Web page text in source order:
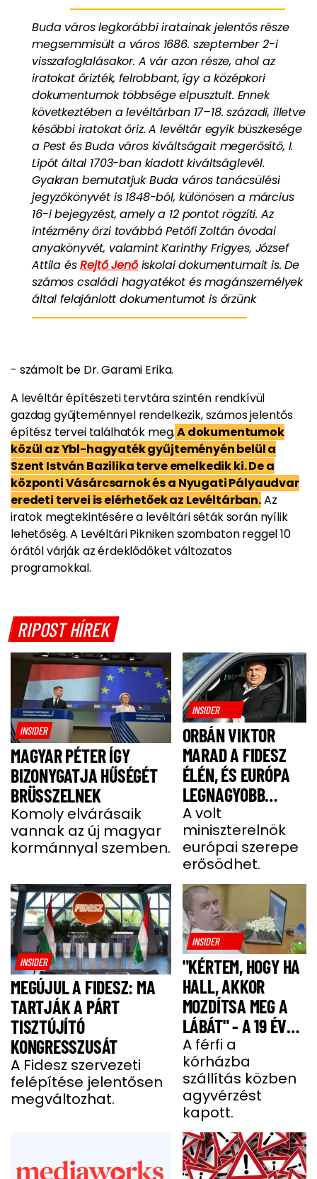
Buda város legkorábbi iratainak jelentős része
megsemmisült a város 1686. szeptember 2-i
visszafoglalásakor. A vár azon része, ahol az
iratokat őrizték, felrobbant, így a középkori
dokumentumok többsége elpusztult. Ennek
következtében a levéltárban 17–18. századi, illetve
későbbi iratokat őriz. A levéltár egyik büszkesége
a Pest és Buda város kiváltságait megerősítő, I.
Lipót által 1703-ban kiadott kiváltságlevél.
Gyakran bemutatjuk Buda város tanácsülési
jegyzőkönyvét is 1848-ból, különösen a március
16-i bejegyzést, amely a 12 pontot rögzíti. Az
intézmény őrzi továbbá Petőfi Zoltán óvodai
anyakönyvét, valamint Karinthy Frigyes, József
Attila ésRejtő Jenőiskolai dokumentumait is. De
számos családi hagyatékot és magánszemélyek
által felajánlott dokumentumot is őrzünk
- számolt be Dr. Garami Erika.
A levéltár építészeti tervtára szintén rendkívül
gazdag gyűjteménnyel rendelkezik, számos jelentős
építész tervei találhatók meg.A dokumentumok
közül az Ybl-hagyaték gyűjteményén belül a
Szent István Bazilika terve emelkedik ki. De a
központi Vásárcsarnok és a Nyugati Pályaudvar
eredeti tervei is elérhetőek az Levéltárban.Az
iratok megtekintésére a levéltári séták során nyílik
lehetőség. A Levéltári Pikniken szombaton reggel 10
órától várják az érdeklődőket változatos
programokkal.
RIPOST HÍREK
INSIDER
MAGYAR PÉTER ÍGY
BIZONYGATJA HŰSÉGÉT
BRÜSSZELNEK
Komoly elvárásaik
vannak az új magyar
kormánnyal szemben.
INSIDER
ORBÁN VIKTOR
MARAD A FIDESZ
ÉLÉN, ÉS EURÓPA
LEGNAGYOBB
JOBBOLDALI
SZÖVETSÉGÉT
ÉPÍTI TOVÁBB
A volt
miniszterelnök
európai szerepe
erősödhet.
INSIDER
MEGÚJUL A FIDESZ: MA
TARTJÁK A PÁRT
TISZTÚJÍTÓ
KONGRESSZUSÁT
A Fidesz szervezeti
felépítése jelentősen
megváltozhat.
INSIDER
"KÉRTEM, HOGY HA
HALL, AKKOR
MOZDÍTSA MEG A
LÁBÁT" - A 19 ÉVES
BENCE HÓNAPOKIG
KÓMÁBAN FEKÜDT
A BALESETE UTÁN
A férfi a
kórházba
szállítás közben
agyvérzést
kapott.